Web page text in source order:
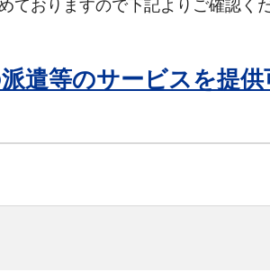
おりますので下記よりご確認くだ
遣等のサービスを提供